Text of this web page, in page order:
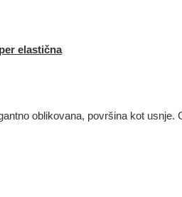
elastična
oblikovana, površina kot usnje.